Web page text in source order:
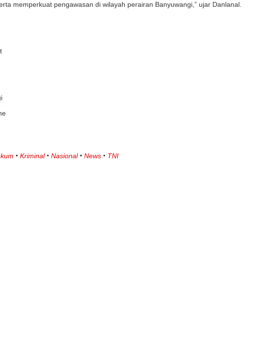
memperkuat pengawasan di wilayah perairan Banyuwangi,” ujar Danlanal.
Kriminal Nasional News TNI